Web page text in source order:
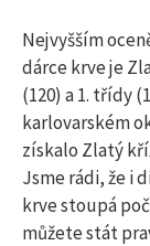
Nejvyšším
dárce krve je
(120) a 1. třídy
karlovarském
získalo Zlatý
Jsme rádi, že i
krve stoupá
můžete stát